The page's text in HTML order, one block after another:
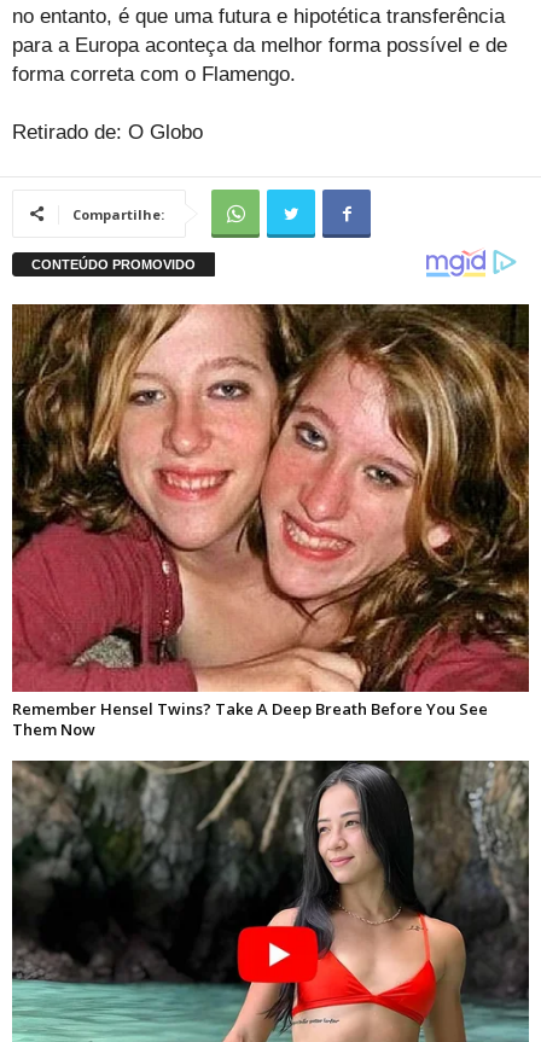
no entanto, é que uma futura e hipotética transferência
para a Europa aconteça da melhor forma possível e de
forma correta com o Flamengo.
Retirado de: O Globo
Compartilhe: